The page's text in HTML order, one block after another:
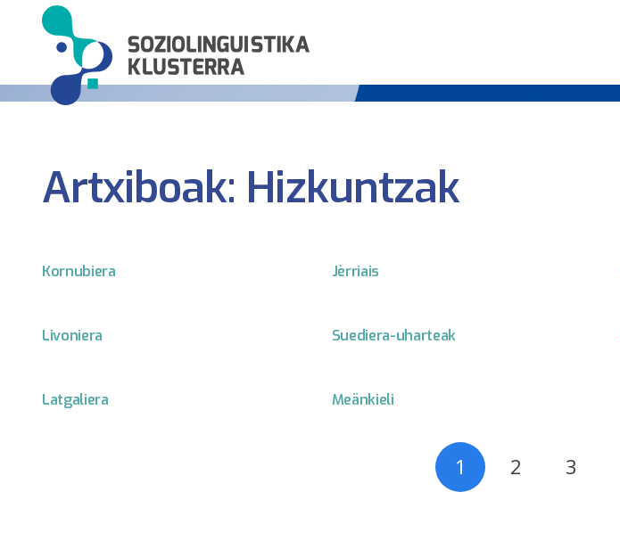
Artxiboak: Hizkuntzak
Kornubiera Jèrriais
Livoniera Suediera-uharteak
Latgaliera Meänkieli
1 2 3